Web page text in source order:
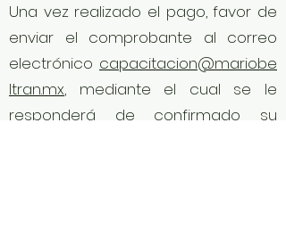
Una vez realizado el pago, favor de
enviar el comprobante al correo
electrónico capacitacion@mariobe
ltran.mx, mediante el cual se le
responderá de confirmado su